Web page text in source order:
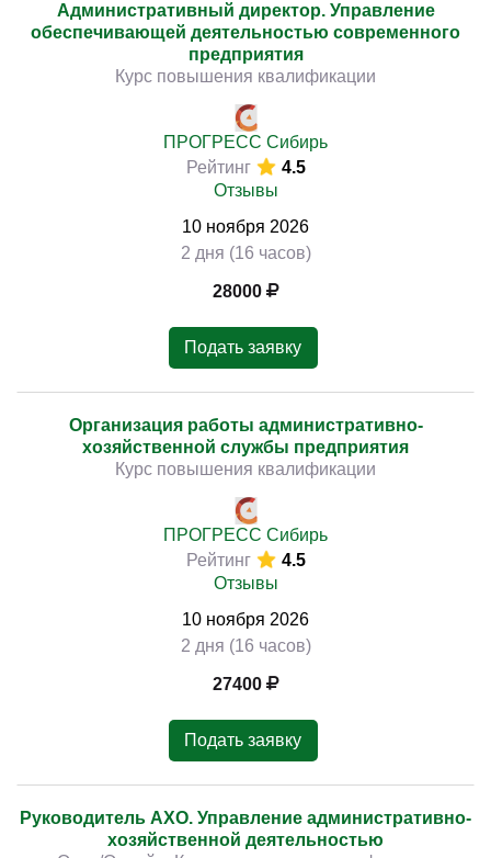
Административный директор. Управление
обеспечивающей деятельностью современного
предприятия
Курс повышения квалификации
ПРОГРЕСС Сибирь
Рейтинг
4.5
Отзывы
10 ноября 2026
2 дня (16 часов)
28000
Подать заявку
Организация работы административно-
хозяйственной службы предприятия
Курс повышения квалификации
ПРОГРЕСС Сибирь
Рейтинг
4.5
Отзывы
10 ноября 2026
2 дня (16 часов)
27400
Подать заявку
Руководитель АХО. Управление административно-
хозяйственной деятельностью